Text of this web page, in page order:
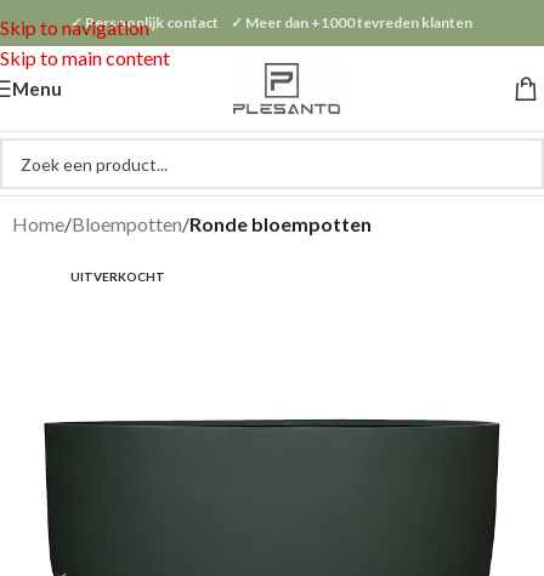
Skip to navigation
Skip to main content
✓ Persoonlijk contact ✓ Meer dan +1000 tevreden klanten
Menu
Home Bloempotten Ronde bloempotten
UITVERKOCHT